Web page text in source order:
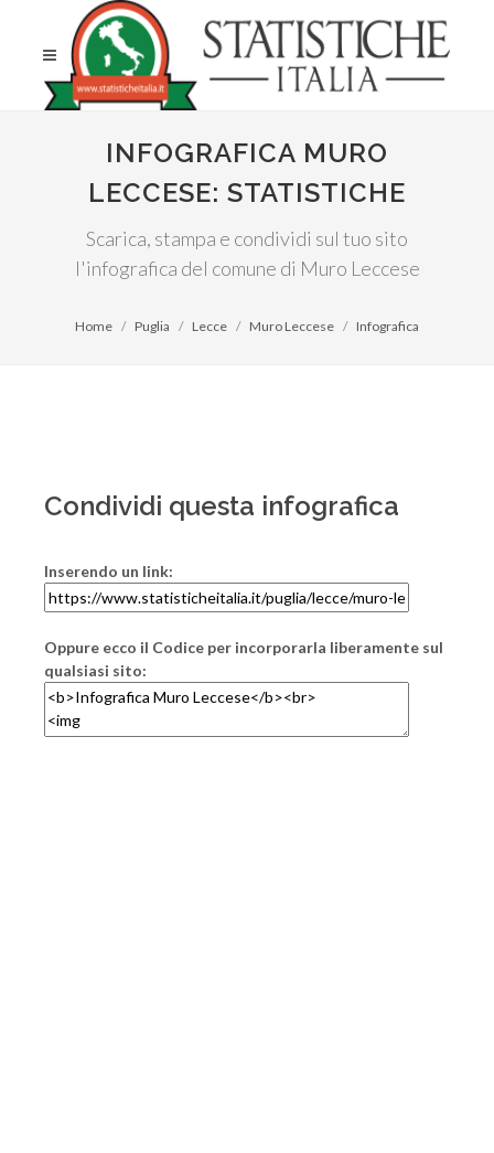
INFOGRAFICA MURO
LECCESE: STATISTICHE
Scarica, stampa e condividi sul tuo sito
l'infografica del comune di Muro Leccese
Home Puglia Lecce Muro Leccese Infografica
Condividi questa infografica
Inserendo un link:
Oppure ecco il Codice per incorporarla liberamente sul
qualsiasi sito: